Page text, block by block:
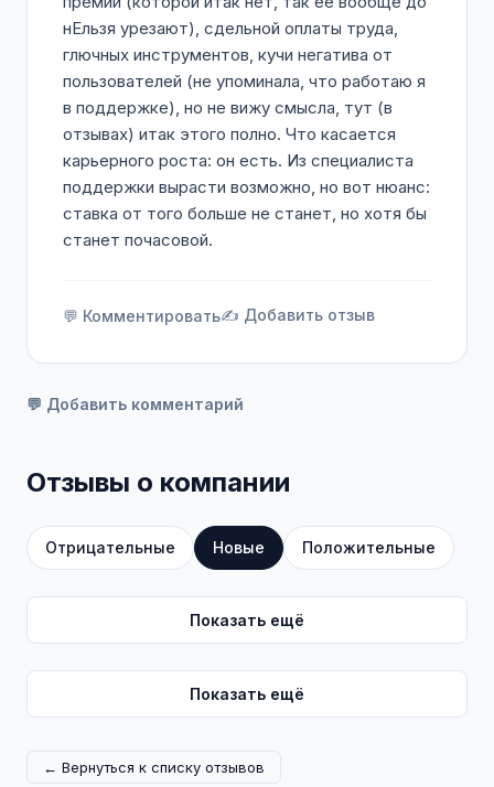
нЕльзя урезают), сдельной оплаты труда,
глючных инструментов, кучи негатива от
пользователей (не упоминала, что работаю я
в поддержке), но не вижу смысла, тут (в
отзывах) итак этого полно. Что касается
карьерного роста: он есть. Из специалиста
поддержки вырасти возможно, но вот нюанс:
ставка от того больше не станет, но хотя бы
станет почасовой.
💬 Комментировать✍️ Добавить отзыв
💬 Добавить комментарий
Отзывы о компании
Отрицательные Новые Положительные
Показать ещё
Показать ещё
← Вернуться к списку отзывов